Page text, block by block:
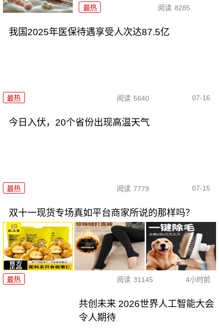
最热 阅读 8285
我国2025年医保待遇享受人次达87.5亿
最热 阅读 5640 07-16
今日入伏，20个省份出现高温天气
最热 阅读 7779 07-15
双十一现货专场真如平台商家所说的那样吗？
最热 阅读 31145 4小时前
共创未来 2026世界人工智能大会
令人期待